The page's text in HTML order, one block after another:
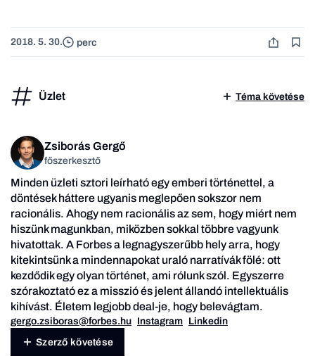
2018. 5. 30. perc
Üzlet Téma követése
Zsiborás Gergő
főszerkesztő
Minden üzleti sztori leírható egy emberi történettel, a
döntések háttere ugyanis meglepően sokszor nem
racionális. Ahogy nem racionális az sem, hogy miért nem
hiszünk magunkban, miközben sokkal többre vagyunk
hivatottak. A Forbes a legnagyszerűbb hely arra, hogy
kitekintsünk a mindennapokat uraló narratívák fölé: ott
kezdődik egy olyan történet, ami rólunk szól. Egyszerre
szórakoztató ez a misszió és jelent állandó intellektuális
kihívást. Életem legjobb deal-je, hogy belevágtam.
gergo.zsiboras@forbes.hu Instagram Linkedin
Szerző követése